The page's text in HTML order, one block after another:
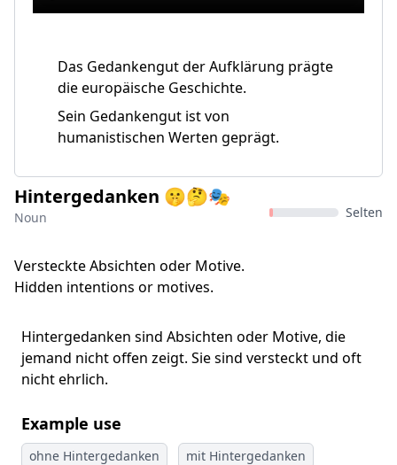
Das Gedankengut der Aufklärung prägte
die europäische Geschichte.
Sein Gedankengut ist von
humanistischen Werten geprägt.
Hintergedanken 🤫🤔🎭
Noun Selten
Versteckte Absichten oder Motive.
Hidden intentions or motives.
Hintergedanken sind Absichten oder Motive, die
jemand nicht offen zeigt. Sie sind versteckt und oft
nicht ehrlich.
Example use
ohne Hintergedanken mit Hintergedanken